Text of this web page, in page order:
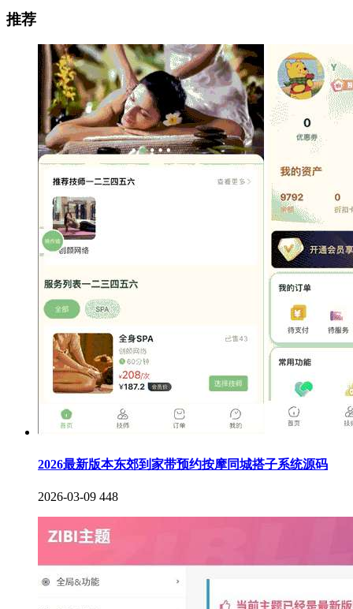
推荐
2026最新版本东郊到家带预约按摩同城搭子系统源码
2026-03-09 448